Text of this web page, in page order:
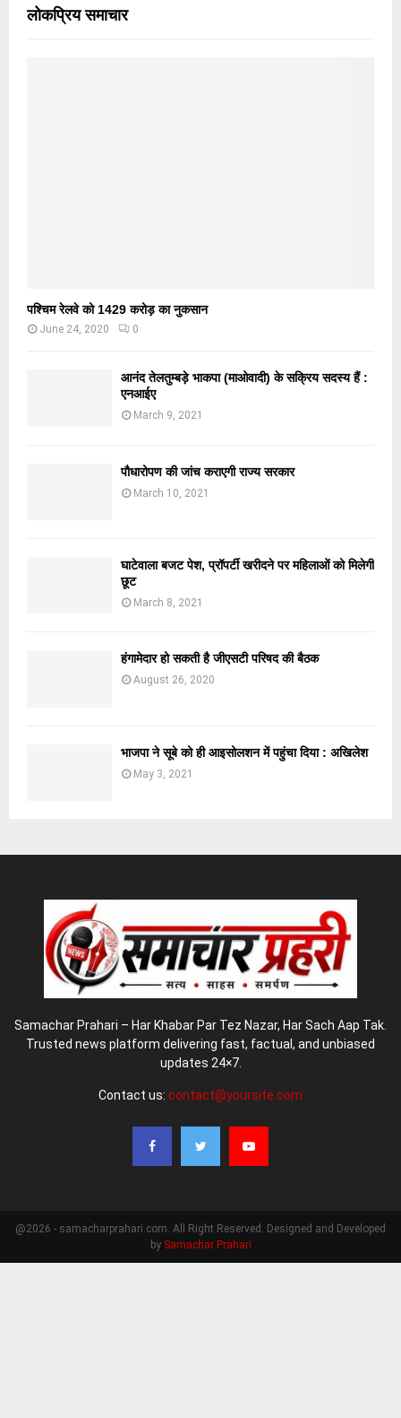
लोकप्रिय समाचार
पश्चिम रेलवे को 1429 करोड़ का नुकसान
June 24, 2020 0
आनंद तेलतुम्बड़े भाकपा (माओवादी) के सक्रिय सदस्य हैं :
एनआईए
March 9, 2021
पौधारोपण की जांच कराएगी राज्य सरकार
March 10, 2021
घाटेवाला बजट पेश, प्रॉपर्टी खरीदने पर महिलाओं को मिलेगी
छूट
March 8, 2021
हंगामेदार हो सकती है जीएसटी परिषद की बैठक
August 26, 2020
भाजपा ने सूबे को ही आइसोलशन में पहुंचा दिया : अखिलेश
May 3, 2021
Samachar Prahari – Har Khabar Par Tez Nazar, Har Sach Aap Tak.
Trusted news platform delivering fast, factual, and unbiased
updates 24×7.
Contact us: contact@yoursite.com
@2026 - samacharprahari.com. All Right Reserved. Designed and Developed
by Samachar Prahari